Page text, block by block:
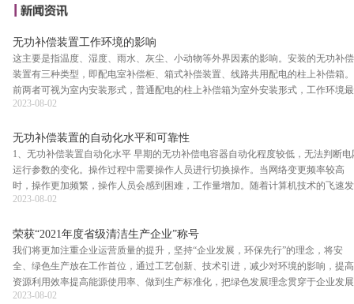
无功补偿装置工作环境的影响
这主要是指温度、湿度、雨水、灰尘、小动物等外界因素的影响。安装的无功补偿
装置有三种类型，即配电室补偿柜、箱式补偿装置、线路共用配电的柱上补偿箱。
前两者可视为室内安装形式，普通配电的柱上补偿箱为室外安装形式，工作环境最
恶劣。 安装在室外的设备柜与外界空气环…
2023-08-02
无功补偿装置的自动化水平和可靠性
1、无功补偿装置自动化水平 早期的无功补偿电容器自动化程度较低，无法判断电
运行参数的变化。操作过程中需要操作人员进行切换操作。当网络变更频率较高
时，操作更加频繁，操作人员会感到困难，工作量增加。随着计算机技术的飞速发
展，目前的无功补偿装置成功地采用了微…
2023-08-02
荣获“2021年度省级清洁生产企业”称号
我们将更加注重企业运营质量的提升，坚持“企业发展，环保先行”的理念，将安
全、绿色生产放在工作首位，通过工艺创新、技术引进，减少对环境的影响，提高
资源利用效率提高能源使用率、做到生产标准化，把绿色发展理念贯穿于企业发展
建设当中，实现企业高质量发展。
2023-08-02